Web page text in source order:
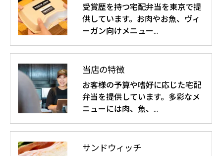
受賞歴を持つ宅配弁当を東京で提
供しています。お肉やお魚、ヴィ
ーガン向けメニュー…
当店の特徴
お客様の予算や嗜好に応じた宅配
弁当を提供しています。多彩なメ
ニューには肉、魚、…
サンドウィッチ